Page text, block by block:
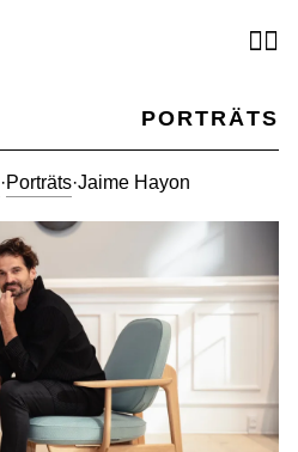
PORTRÄTS
·Porträts·Jaime Hayon